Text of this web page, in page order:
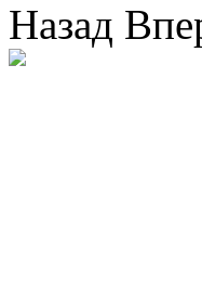
Назад